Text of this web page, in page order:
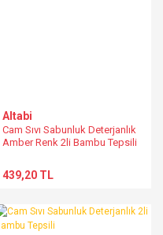
Altabi
Cam Sıvı Sabunluk Deterjanlık
Amber Renk 2li Bambu Tepsili
439,20 TL